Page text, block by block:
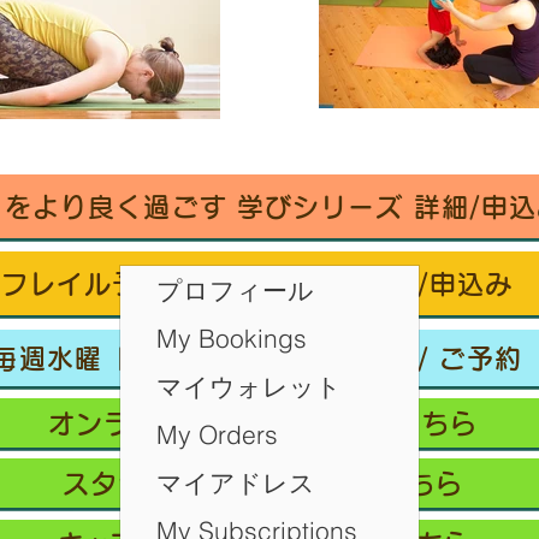
をより良く過ごす 学びシリーズ 詳細/申
フレイル予防ヨガ養成講座・詳細/申込み
週水曜「波音サンライズヨガ」 / ご予約
オンラインクラス/ご予約はこちら
スタジオ予約/体験の方はこちら
プロフィール
My Bookings
マイウォレット
My Orders
マイアドレス
My Subscriptions